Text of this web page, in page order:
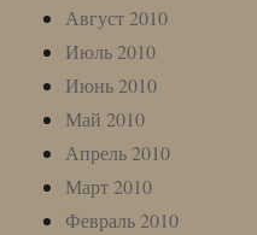
Август 2010
Июль 2010
Июнь 2010
Май 2010
Апрель 2010
Март 2010
Февраль 2010